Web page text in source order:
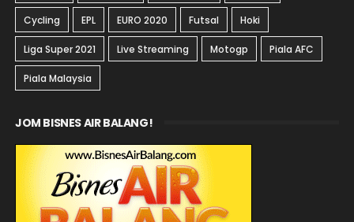
Cycling EPL EURO 2020 Futsal Hoki
Liga Super 2021 Live Streaming Motogp Piala AFC
Piala Malaysia
JOM BISNES AIR BALANG!